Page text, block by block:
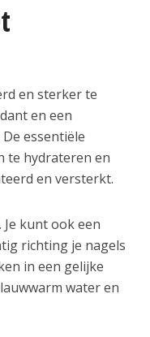
en sterker te
en een
essentiële
te hydrateren en
en versterkt.
kunt ook een
richting je nagels
in een gelijke
water en